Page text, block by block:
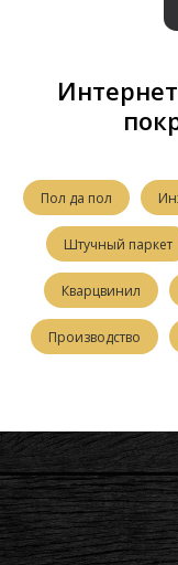
Пол да пол
Штучный паркет
Кварцвинил
Производство